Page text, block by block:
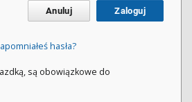
Anuluj Zaloguj
hasła?
są obowiązkowe do